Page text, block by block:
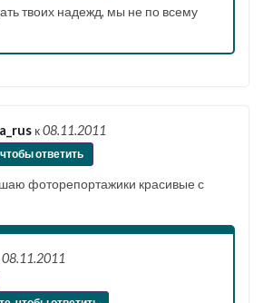
твоих надежд, мы не по всему
к08.11.2011
ответить
фоторепортажики красивые с
08.11.2011